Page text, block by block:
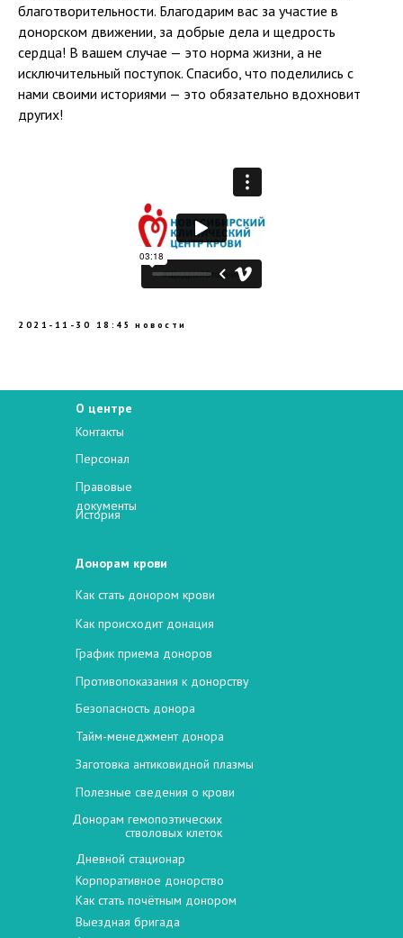
благотворительности. Благодарим вас за участие в
донорском движении, за добрые дела и щедрость
сердца! В вашем случае — это норма жизни, а не
исключительный поступок. Спасибо, что поделились с
нами своими историями — это обязательно вдохновит
других!
2021-11-30 18:45 новости
Контакты
О центре
Персонал
Правовые
документы
История
Донорам крови
Как происходит донация
Как стать донором крови
График приема доноров
Противопоказания к донорству
Безопасность донора
Полезные сведения о крови
Заготовка антиковидной плазмы
Донорам гемопоэтических
стволовых клеток
Дневной стационар
Выездная бригада
Корпоративное донорство
Тайм-менеджмент донора
Как стать почётным донором